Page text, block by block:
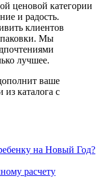
ценовой категории
и радость.
клиентов
Мы
лучшее.
ваше
из каталога с
на Новый Год?
расчету